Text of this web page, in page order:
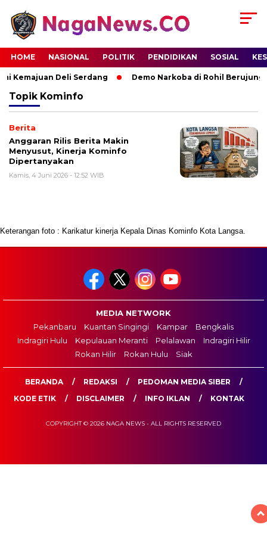
HOME NASIONAL POLITIK PENDIDIKAN SOSIAL
Kemajuan Deli Serdang Demo Narkoba di Rohil Berujung
Topik Kominfo
Berita
Anggaran Rilis Berita Makin
Menyusut, Kinerja Kominfo
Dipertanyakan
Kamis, 4 Juni 2026 - 12:52 WIB
Keterangan foto : Karikatur kinerja Kepala Dinas Kominfo Kota Langsa.
MEDIA NETWORK
Pekanbaru
Kuantan Singingi Kampar
Bengkalis
Indragiri Hulu
Kepulauan Meranti Pelalawan
Indragiri Hilir
Rokan Hilir
Rokan Hulu Siak
BERANDA REDAKSI
PEDOMAN MEDIA SIBER
KODE ETIK
DISCLAIMER INFO IKLAN KONTAK
COPYRIGHT © 2026 NAGA NEWS - ALL RIGHTS RESERVED